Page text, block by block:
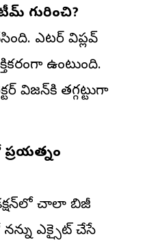
గురించి?
ఎడిటర్ విప్లవ్
ఉంటుంది.
విజన్‌కి తగ్గట్టుగా
చాలా బిజీ
ఎక్సైట్ చేసే